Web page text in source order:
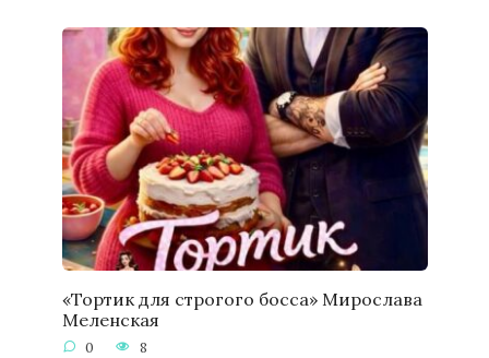
«Тортик для строгого босса» Мирослава
Меленская
0 8